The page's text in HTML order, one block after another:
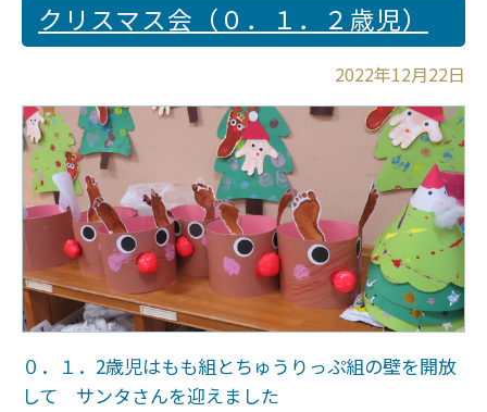
クリスマス会（０．１．２歳児）
2022年12月22日
０．１．2歳児はもも組とちゅうりっぷ組の壁を開放
して サンタさんを迎えました